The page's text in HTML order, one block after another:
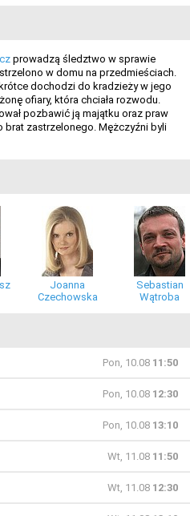
prowadzą śledztwo w sprawie
w domu na przedmieściach.
dochodzi do kradzieży w jego
ofiary, która chciała rozwodu.
pozbawić ją majątku oraz praw
zastrzelonego. Mężczyźni byli
Joanna
Czechowska
Sebastian
Wątroba
Pon, 10.08 11:50
Pon, 10.08 12:30
Pon, 10.08 13:10
Wt, 11.08 11:50
Wt, 11.08 12:30